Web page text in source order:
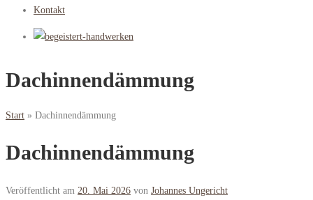
Kontakt
Dachinnendämmung
Start » Dachinnendämmung
Dachinnendämmung
Veröffentlicht am 20. Mai 2026 von Johannes Ungericht